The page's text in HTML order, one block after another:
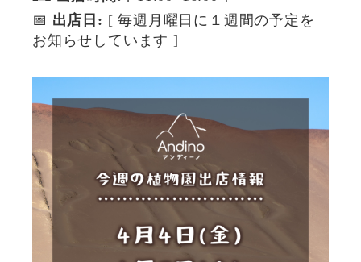
📅 出店日: [ 毎週月曜日に１週間の予定を
お知らせしています ]